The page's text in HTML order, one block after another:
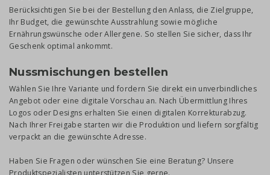
Berücksichtigen Sie bei der Bestellung den Anlass, die Zielgruppe,
Ihr Budget, die gewünschte Ausstrahlung sowie mögliche
Ernährungswünsche oder Allergene. So stellen Sie sicher, dass Ihr
Geschenk optimal ankommt.
Nussmischungen bestellen
Wählen Sie Ihre Variante und fordern Sie direkt ein unverbindliches
Angebot oder eine digitale Vorschau an. Nach Übermittlung Ihres
Logos oder Designs erhalten Sie einen digitalen Korrekturabzug.
Nach Ihrer Freigabe starten wir die Produktion und liefern sorgfältig
verpackt an die gewünschte Adresse.
Haben Sie Fragen oder wünschen Sie eine Beratung? Unsere
Produktspezialisten unterstützen Sie gerne.